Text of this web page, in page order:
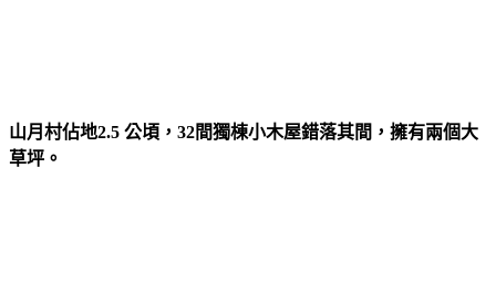
山月村佔地2.5 公頃，32間獨棟小木屋錯落其間，擁有兩個大
草坪。